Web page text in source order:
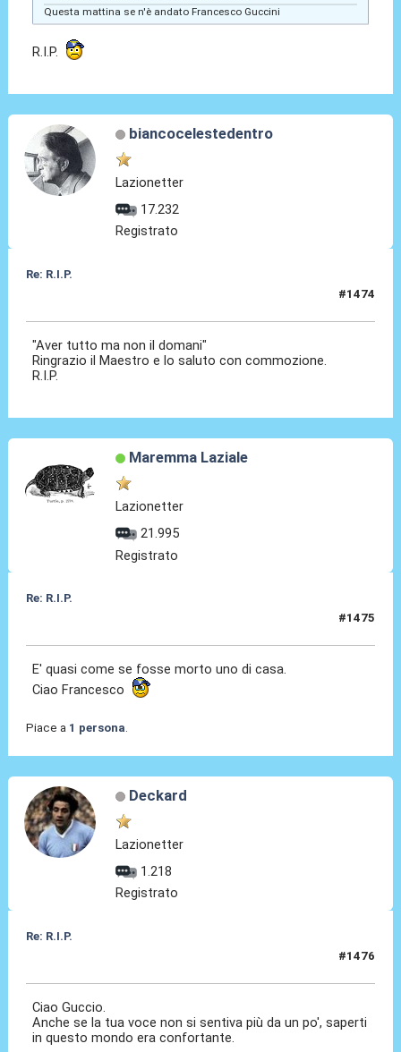
Questa mattina se n'è andato Francesco Guccini
R.I.P.
biancocelestedentro
Lazionetter
17.232
Registrato
Re: R.I.P.
#1474
"Aver tutto ma non il domani"
Ringrazio il Maestro e lo saluto con commozione.
R.I.P.
Maremma Laziale
Lazionetter
21.995
Registrato
Re: R.I.P.
#1475
E' quasi come se fosse morto uno di casa.
Ciao Francesco
Piace a 1 persona.
Deckard
Lazionetter
1.218
Registrato
Re: R.I.P.
#1476
Ciao Guccio.
Anche se la tua voce non si sentiva più da un po', saperti
in questo mondo era confortante.